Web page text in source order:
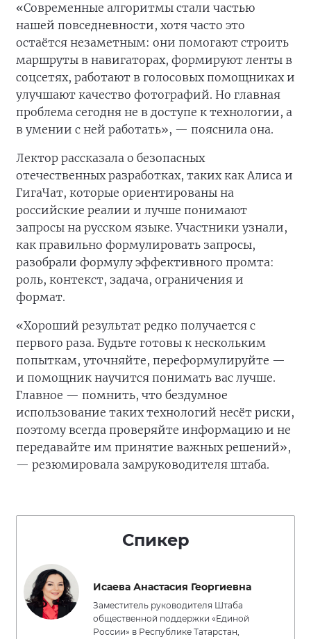
«Современные алгоритмы стали частью
нашей повседневности, хотя часто это
остаётся незаметным: они помогают строить
маршруты в навигаторах, формируют ленты в
соцсетях, работают в голосовых помощниках и
улучшают качество фотографий. Но главная
проблема сегодня не в доступе к технологии, а
в умении с ней работать», — пояснила она.
Лектор рассказала о безопасных
отечественных разработках, таких как Алиса и
ГигаЧат, которые ориентированы на
российские реалии и лучше понимают
запросы на русском языке. Участники узнали,
как правильно формулировать запросы,
разобрали формулу эффективного промта:
роль, контекст, задача, ограничения и
формат.
«Хороший результат редко получается с
первого раза. Будьте готовы к нескольким
попыткам, уточняйте, переформулируйте —
и помощник научится понимать вас лучше.
Главное — помнить, что бездумное
использование таких технологий несёт риски,
поэтому всегда проверяйте информацию и не
передавайте им принятие важных решений»,
— резюмировала замруководителя штаба.
Спикер
Исаева Анастасия Георгиевна
Заместитель руководителя Штаба
общественной поддержки «Единой
России» в Республике Татарстан,